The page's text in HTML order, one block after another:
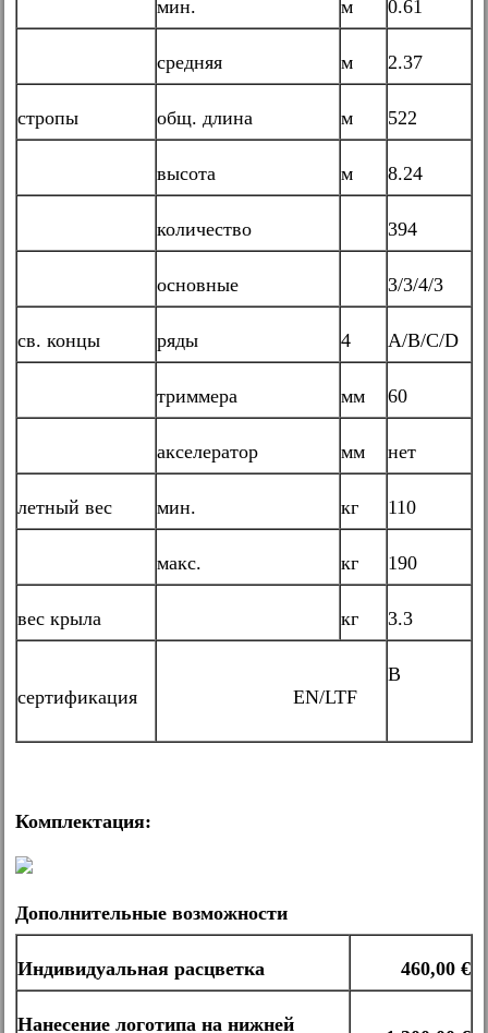
мин. м 0.61
средняя м 2.37
стропы общ. длина м 522
высота м 8.24
количество 394
основные 3/3/4/3
св. концы ряды 4 А/B/C/D
триммера мм 60
акселератор мм нет
летный вес мин. кг 110
макс. кг 190
вес крыла кг 3.3
сертификация EN/LTF
B
Комплектация:
Дополнительные возможности
Индивидуальная расцветка 460,00 €
Нанесение логотипа на нижней